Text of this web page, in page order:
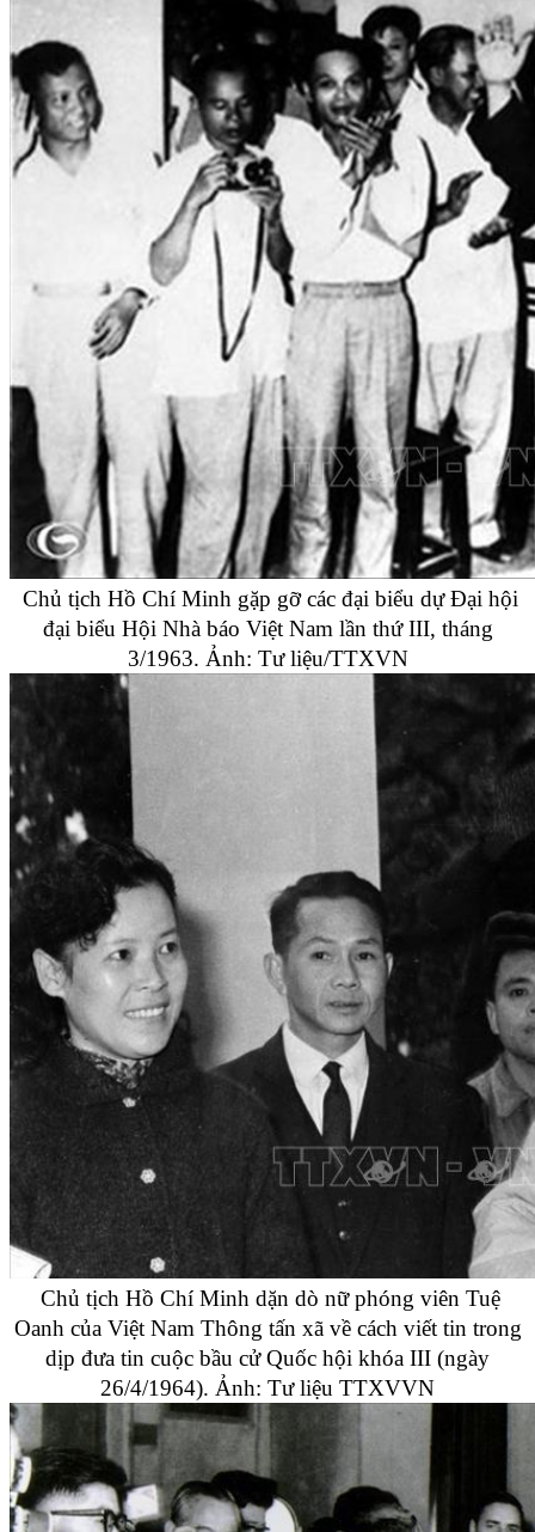
Chủ tịch Hồ Chí Minh gặp gỡ các đại biểu dự Đại hội
đại biểu Hội Nhà báo Việt Nam lần thứ III, tháng
3/1963. Ảnh: Tư liệu/TTXVN
Chủ tịch Hồ Chí Minh dặn dò nữ phóng viên Tuệ
Oanh của Việt Nam Thông tấn xã về cách viết tin trong
dịp đưa tin cuộc bầu cử Quốc hội khóa III (ngày
26/4/1964). Ảnh: Tư liệu TTXVVN